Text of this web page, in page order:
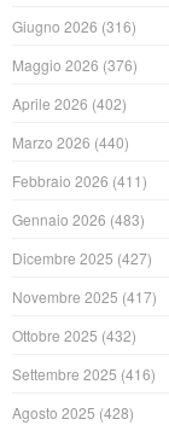
Giugno 2026 (316)
Maggio 2026 (376)
Aprile 2026 (402)
Marzo 2026 (440)
Febbraio 2026 (411)
Gennaio 2026 (483)
Dicembre 2025 (427)
Novembre 2025 (417)
Ottobre 2025 (432)
Settembre 2025 (416)
Agosto 2025 (428)